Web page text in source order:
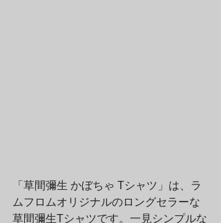
「草間彌生 かぼちゃ Tシャツ」は、ラ
ムフロムオリジナルのロングセラーな
草間彌生Tシャツです。一見シンプルな